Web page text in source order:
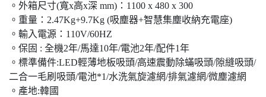
。外箱尺寸(寬x高x深 mm)：1100 x 480 x 300
。重量：2.47Kg+9.7Kg (吸塵器+智慧集塵收納充電座)
。輸入電源：110V/60HZ
。保固 : 全機2年/馬達10年/電池2年/配件1年
。標準備件:LED輕薄地板吸頭/高速震動除蟎吸頭/隙縫吸頭/
二合一毛刷吸頭/電池*1/水洗氣旋濾網/排氣濾網/微塵濾網
。產地:韓國